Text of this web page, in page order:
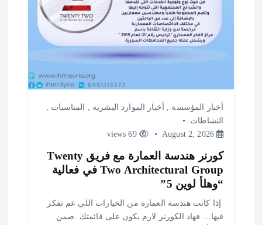
أخبار المؤسسة , أخبار الموارد البشرية , المناسبات ,
النشاطات
August 2, 2026
69 views
كورنر هندسة العمارة مع فريق Twenty
Two Architectural Group في فعالية
“وهلأ لوين 5”
️ إذا كانت هندسة العمارة من الخيارات اللي عم تفكر
فيها… فهاد الكورنر لازم يكون على قائمتك. ضمن